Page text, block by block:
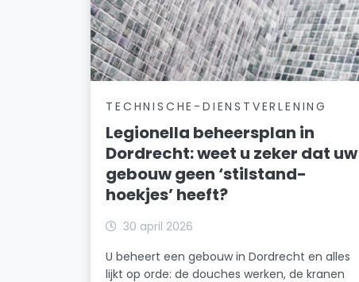
TECHNISCHE-DIENSTVERLENING
Legionella beheersplan in
Dordrecht: weet u zeker dat uw
gebouw geen ‘stilstand-
hoekjes’ heeft?
30 april 2026
U beheert een gebouw in Dordrecht en alles
lijkt op orde: de douches werken, de kranen